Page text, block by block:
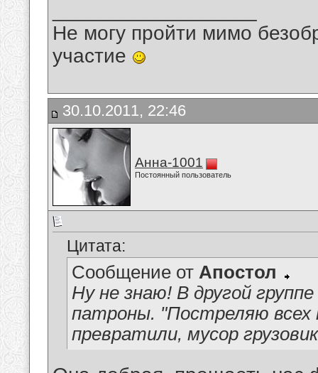
Не могу пройти мимо
участие
30.10.2011, 22:46
Анна-1001
Постоянный пользователь
Цитата:
Сообщение от Апостол
Ну не знаю! В другой
патроны. "Постреляю всех
превратили, мусор